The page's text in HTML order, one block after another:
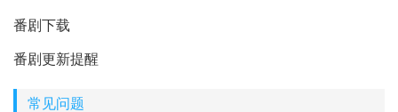
番剧下载
番剧更新提醒
常见问题